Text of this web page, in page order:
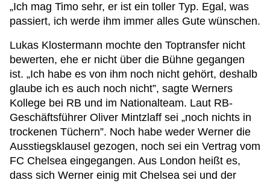
„Ich mag Timo sehr, er ist ein toller Typ. Egal, was
passiert, ich werde ihm immer alles Gute wünschen.
Lukas Klostermann mochte den Toptransfer nicht
bewerten, ehe er nicht über die Bühne gegangen
ist. „Ich habe es von ihm noch nicht gehört, deshalb
glaube ich es auch noch nicht”, sagte Werners
Kollege bei RB und im Nationalteam. Laut RB-
Geschäftsführer Oliver Mintzlaff sei „noch nichts in
trockenen Tüchern”. Noch habe weder Werner die
Ausstiegsklausel gezogen, noch sei ein Vertrag vom
FC Chelsea eingegangen. Aus London heißt es,
dass sich Werner einig mit Chelsea sei und der